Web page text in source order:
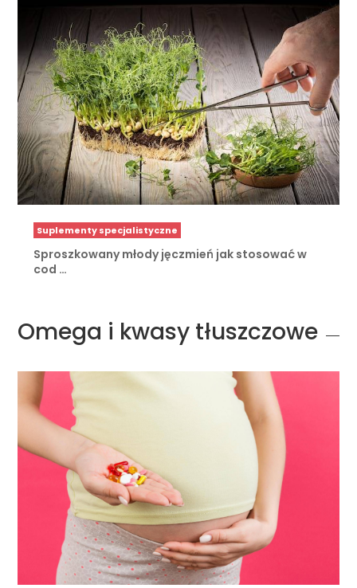
Suplementy specjalistyczne
Sproszkowany młody jęczmień jak stosować w
cod …
Omega i kwasy tłuszczowe